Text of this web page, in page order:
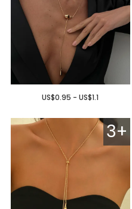
US$0.95 - US$1.1
3+